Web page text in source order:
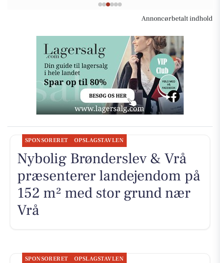
Annoncørbetalt indhold
SPONSORERET OPSLAGSTAVLEN
Nybolig Brønderslev & Vrå
præsenterer landejendom på
152 m² med stor grund nær
Vrå
SPONSORERET OPSLAGSTAVLEN